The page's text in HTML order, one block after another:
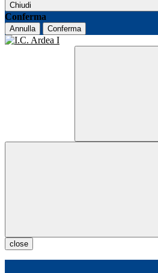
Chiudi
Conferma
Annulla Conferma
close